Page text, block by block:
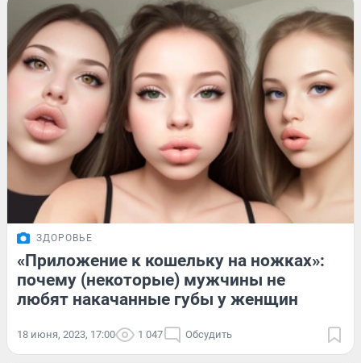
ЗДОРОВЬЕ
«Приложение к кошельку на ножках»:
почему (некоторые) мужчины не
любят накачанные губы у женщин
18 июня, 2023, 17:00 1 047 Обсудить